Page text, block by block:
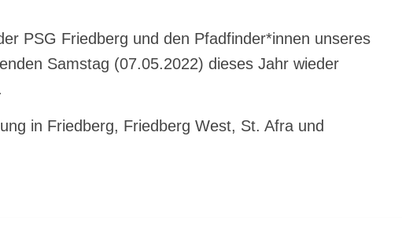
PSG Friedberg und den Pfadfinder*innen unseres
Samstag (07.05.2022) dieses Jahr wieder
in Friedberg, Friedberg West, St. Afra und